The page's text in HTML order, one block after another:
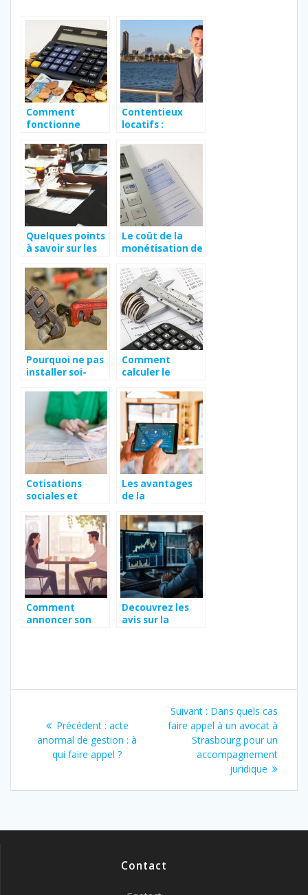
Comment
fonctionne
fiscal française ?
Contentieux
locatifs :
le problème ?
Quelques points
à savoir sur les
fusion-
acquisition
Le coût de la
monétisation de
élevée pour
l’année 2022 ?
Pourquoi ne pas
installer soi-
chauffe eau ?
Comment
calculer le
imposable ?
Cotisations
sociales et
charges
patronales en
2021
Les avantages
de la
des echanges de
donnees en B2B
Comment
annoncer son
Decouvrez les
avis sur la
d’entreprises
de
l’article
Précédent : Article
précédent
:
acte
anormal de gestion : à
qui faire appel ?
Suivant : Article
suivant
:
Dans quels cas
faire appel à un avocat à
Strasbourg pour un
accompagnement
juridique
Contact